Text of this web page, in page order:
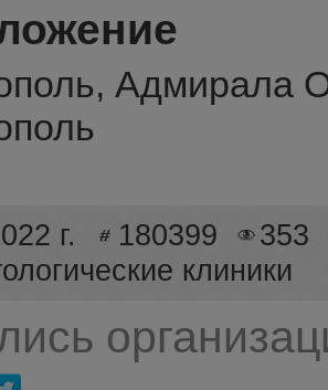
Адмирала
г. 180399
353
клиники